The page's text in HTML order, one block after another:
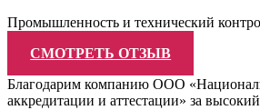
Промышленность и технический
СМОТРЕТЬ ОТЗЫВ
Благодарим компанию ООО
аккредитации и аттестации» за